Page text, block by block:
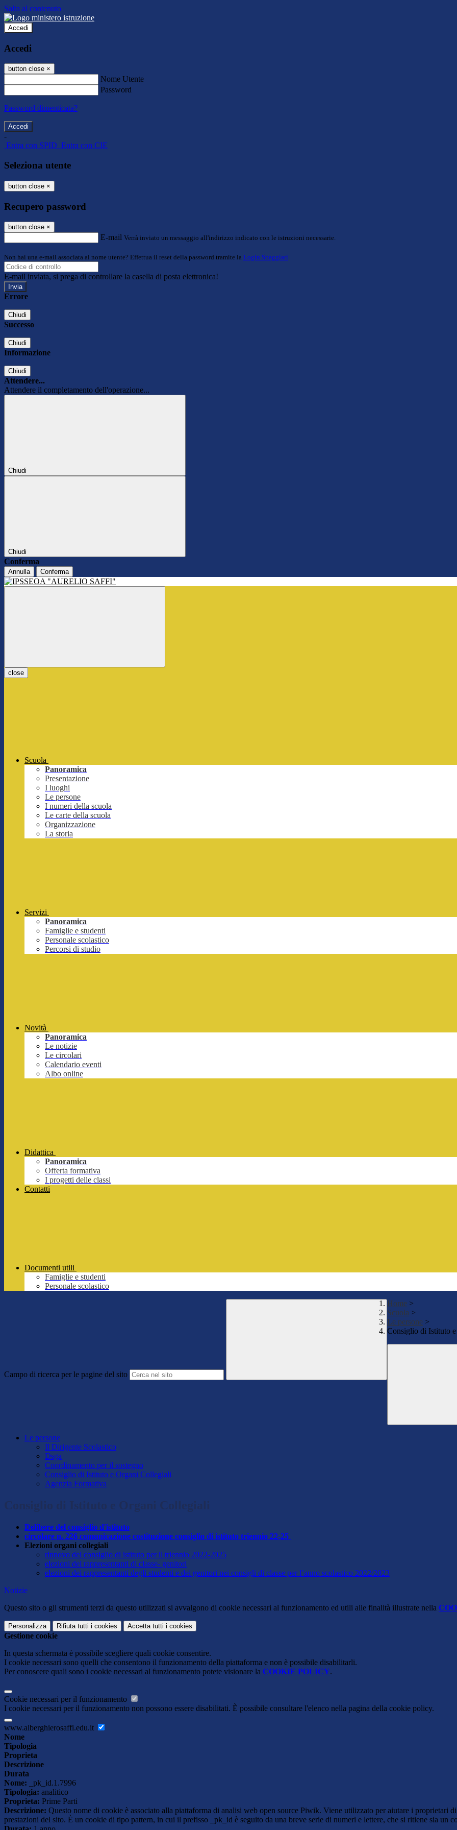
Salta al contenuto
Accedi
Accedi
button close ×
Nome Utente
Password
Password dimenticata?
-
Entra con SPID Entra con CIE
Seleziona utente
button close ×
Recupero password
button close ×
E-mail Verrà inviato un messaggio all'indirizzo indicato con le istruzioni necessarie.
Non hai una e-mail associata al nome utente? Effettua il reset della password tramite la Login Spaggiari
E-mail inviata, si prega di controllare la casella di posta elettronica!
Errore
Chiudi
Successo
Chiudi
Informazione
Chiudi
Attendere...
Attendere il completamento dell'operazione...
Chiudi
Chiudi
Conferma
Annulla Conferma
close
Scuola
Panoramica
Presentazione
I luoghi
Le persone
I numeri della scuola
Le carte della scuola
Organizzazione
La storia
Servizi
Panoramica
Famiglie e studenti
Personale scolastico
Percorsi di studio
Novità
Panoramica
Le notizie
Le circolari
Calendario eventi
Albo online
Didattica
Panoramica
Offerta formativa
I progetti delle classi
Contatti
Documenti utili
Famiglie e studenti
Personale scolastico
Campo di ricerca per le pagine del sito
Home >
Scuola >
Le persone >
Consiglio di Istituto
Le persone
Il Dirigente Scolastico
Dsga
Coordinamento per il sostegno
Consiglio di Istituto e Organi Collegiali
Agenzia Formativa
Consiglio di Istituto e Organi Collegiali
Delibere del consiglio d'istituto
circolare n. 226 comunicazione costituzione consiglio di istituto triennio 22-25
Elezioni organi collegiali
rinnovo del consiglio di istituto per il triennio 2022-2025
elezioni dei rappresentanti di classe- genitori
elezioni dei rappresentanti degli studenti e dei genitori nei consigli di classe per l’anno scolastico 2022/2023
Notizie
Questo sito o gli strumenti terzi da questo utilizzati si avvalgono di cookie necessari al funzionamento ed utili alle finalità illustrate nella
Personalizza Rifiuta tutti i cookies Accetta tutti i cookies
Gestione cookie
In questa schermata è possibile scegliere quali cookie consentire.
I cookie necessari sono quelli che consentono il funzionamento della piattaforma e non è possibile disabilitarli.
Per conoscere quali sono i cookie necessari al funzionamento potete visionare la COOKIE POLICY.
Cookie necessari per il funzionamento
I cookie necessari per il funzionamento non possono essere disabilitati. È possibile consultare l'elenco nella pagina della cookie policy.
www.alberghierosaffi.edu.it
Nome
Tipologia
Proprieta
Descrizione
Durata
Nome: _pk_id.1.7996
Tipologia: analitico
Proprieta: Prime Parti
Descrizione: Questo nome di cookie è associato alla piattaforma di analisi web open source Piwik. Viene utilizzato per aiutare i proprietari
prestazioni del sito. È un cookie di tipo pattern, in cui il prefisso _pk_id è seguito da una breve serie di numeri e lettere, che si ritiene sia un